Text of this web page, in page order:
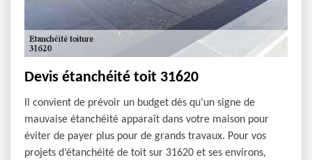
Devis étanchéité toit 31620
Il convient de prévoir un budget dès qu’un signe de
mauvaise étanchéité apparaît dans votre maison pour
éviter de payer plus pour de grands travaux. Pour vos
projets d’étanchéité de toit sur 31620 et ses environs,